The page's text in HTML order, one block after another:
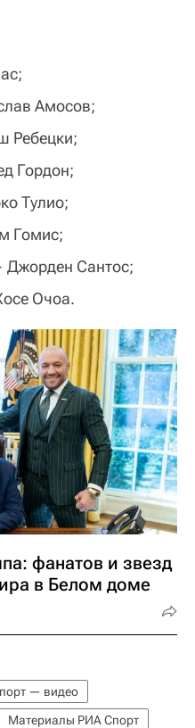
Амосов;
Ребецки;
Гордон;
Тулио;
Гомис;
Джорден Сантос;
Очоа.
фанатов и звезд
в Белом доме
— видео
Материалы РИА Спорт